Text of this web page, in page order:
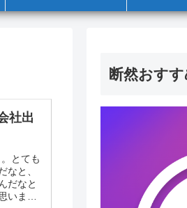
社出
とても
なと、
だなと
いまし
断然おす